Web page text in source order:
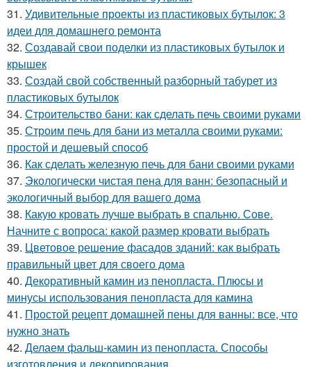
31. Удивительные проекты из пластиковых бутылок: 3
идеи для домашнего ремонта
32. Создавай свои поделки из пластиковых бутылок и
крышек
33. Создай свой собственный разборный табурет из
пластиковых бутылок
34. Строительство бани: как сделать печь своими руками
35. Строим печь для бани из металла своими руками:
простой и дешевый способ
36. Как сделать железную печь для бани своими руками
37. Экологически чистая пена для ванн: безопасный и
экологичный выбор для вашего дома
38. Какую кровать лучше выбрать в спальню. Сове.
Начните с вопроса: какой размер кровати выбрать
39. Цветовое решение фасадов зданий: как выбрать
правильный цвет для своего дома
40. Декоративный камин из пенопласта. Плюсы и
минусы использования пенопласта для камина
41. Простой рецепт домашней пены для ванны: все, что
нужно знать
42. Делаем фальш-камин из пенопласта. Способы
изготовления и декорирования